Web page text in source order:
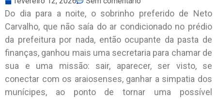
Do dia para a noite, o sobrinho preferido de Neto
Carvalho, que não saía do ar condicionado no prédio
da prefeitura por nada, então ocupante da pasta de
finanças, ganhou mais uma secretaria para chamar de
sua e uma missão: sair, aparecer, ser visto, se
conectar com os araiosenses, ganhar a simpatia dos
munícipes, ao ponto de tornar uma possível